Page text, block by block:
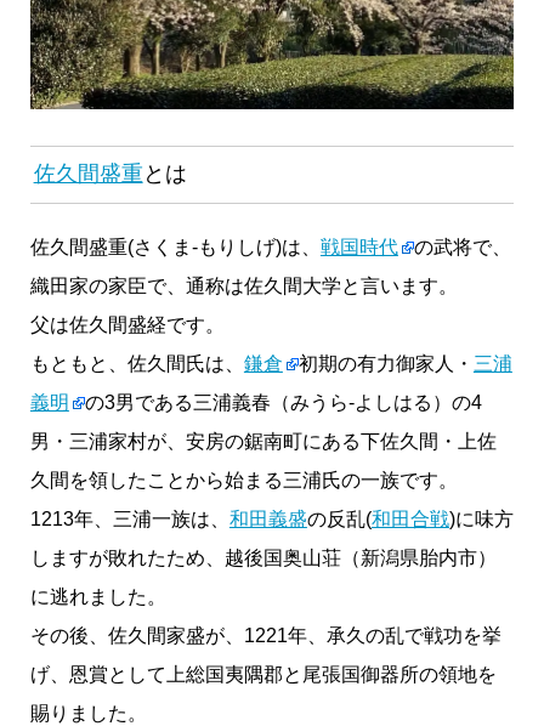
佐久間盛重 とは
佐久間盛重(さくま-もりしげ)は、 戦国時代
の武将で、
織田家の家臣で、通称は佐久間大学と言います。
父は佐久間盛経です。
もともと、佐久間氏は、 鎌倉 初期の有力御家人・ 三浦
義明
の3男である三浦義春（みうら-よしはる）の4
男・三浦家村が、安房の鋸南町にある下佐久間・上佐
久間を領したことから始まる三浦氏の一族です。
1213年、三浦一族は、 和田義盛の反乱(和田合戦)に味方
しますが敗れたため、越後国奥山荘（新潟県胎内市）
に逃れました。
その後、佐久間家盛が、1221年、承久の乱で戦功を挙
げ、恩賞として上総国夷隅郡と尾張国御器所の領地を
賜りました。